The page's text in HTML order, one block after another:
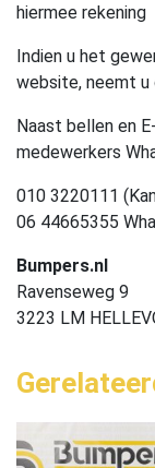
hiermee rekening
Indien u het
website, neemt u
Naast bellen en
medewerkers
010 3220111
06 44665355
Bumpers.nl
Ravenseweg 9
3223 LM